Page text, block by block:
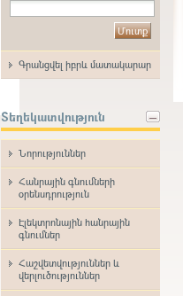
Գրանցվել իբրև մատակարար
Տեղեկատվություն
Նորություններ
Հանրային գնումների
օրենսդրություն
Էլեկտրոնային հանրային
գնումներ
Հաշվետվություններ և
վերլուծություններ